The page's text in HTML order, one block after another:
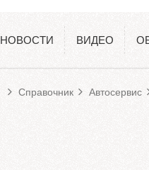
Справочник
НОВОСТИ ВИДЕО
Справочник Автосервис